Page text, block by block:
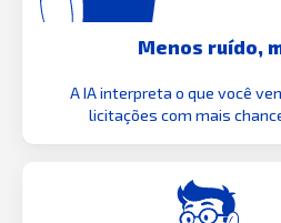
Menos ruído,
A IA interpreta o que você
licitações com mais